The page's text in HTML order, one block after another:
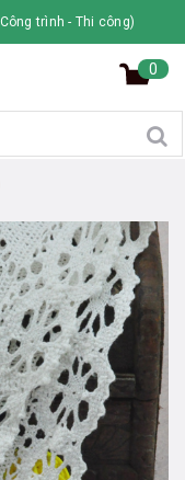
trình - Thi công)
0